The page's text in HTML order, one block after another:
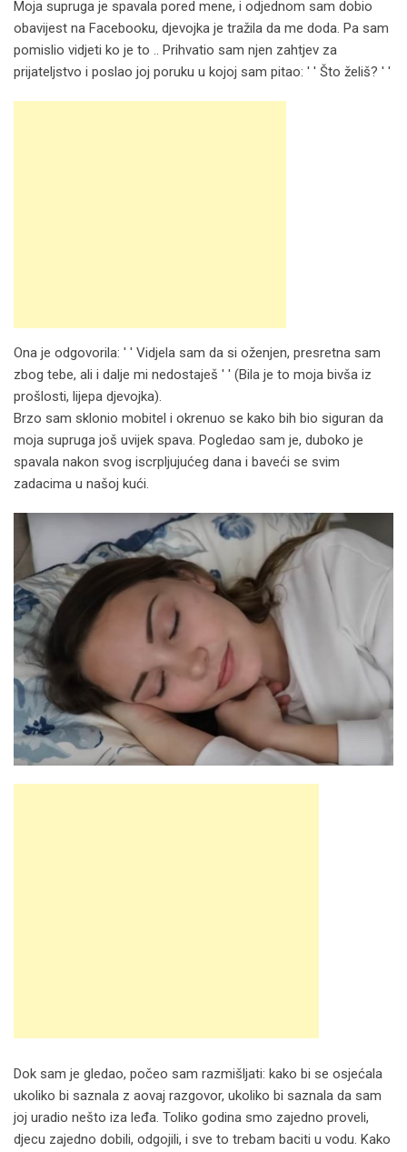
Moja supruga je spavala pored mene, i odjednom sam dobio
obavijest na Facebooku, djevojka je tražila da me doda. Pa sam
pomislio vidjeti ko je to .. Prihvatio sam njen zahtjev za
prijateljstvo i poslao joj poruku u kojoj sam pitao: ′ ′ Što želiš? ′ ′
Ona je odgovorila: ′ ′ Vidjela sam da si oženjen, presretna sam
zbog tebe, ali i dalje mi nedostaješ ′ ′ (Bila je to moja bivša iz
prošlosti, lijepa djevojka).
Brzo sam sklonio mobitel i okrenuo se kako bih bio siguran da
moja supruga još uvijek spava. Pogledao sam je, duboko je
spavala nakon svog iscrpljujućeg dana i baveći se svim
zadacima u našoj kući.
Dok sam je gledao, počeo sam razmišljati: kako bi se osjećala
ukoliko bi saznala z aovaj razgovor, ukoliko bi saznala da sam
joj uradio nešto iza leđa. Toliko godina smo zajedno proveli,
djecu zajedno dobili, odgojili, i sve to trebam baciti u vodu. Kako